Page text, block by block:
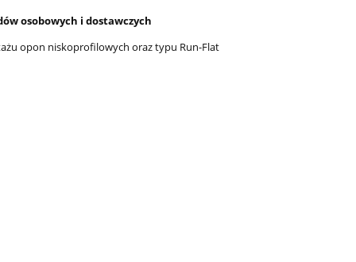
osobowych i dostawczych
opon niskoprofilowych oraz typu Run-Flat